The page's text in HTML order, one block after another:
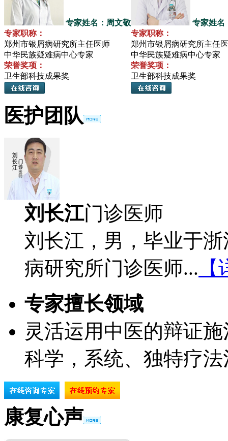
专家姓名：周文敬
专家职称：
郑州市银屑病研究所主任医师
中华民族疑难病中心专家
荣誉奖项：
卫生部科技成果奖
专家姓名
专家职称：
郑州市银屑病研究所主任
中华民族疑难病中心专家
荣誉奖项：
卫生部科技成果奖
医护团队
刘长江门诊医师
刘长江，男，毕业于
病研究所门诊医师...
专家擅长领域
灵活运用中医的辩证
科学，系统、独特疗
康复心声